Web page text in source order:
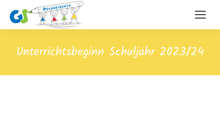
Unterrichtsbeginn Schuljahr 2023/24